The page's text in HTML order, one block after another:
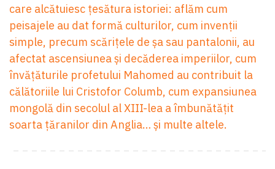
care alcătuiesc țesătura istoriei: aflăm cum
peisajele au dat formă culturilor, cum invenții
simple, precum scărițele de șa sau pantalonii, au
afectat ascensiunea și decăderea imperiilor, cum
învățăturile profetului Mahomed au contribuit la
călătoriile lui Cristofor Columb, cum expansiunea
mongolă din secolul al XIII-lea a îmbunătățit
soarta țăranilor din Anglia… și multe altele.